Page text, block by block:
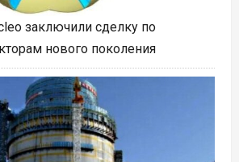
заключили сделку по
нового поколения